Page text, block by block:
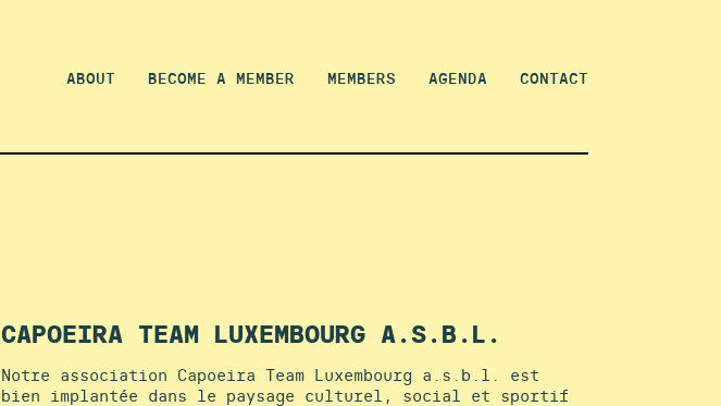
ABOUT BECOME A MEMBER MEMBERS AGENDA CONTACT
CAPOEIRA TEAM LUXEMBOURG A.S.B.L.
Notre association Capoeira Team Luxembourg a.s.b.l. est
bien implantée dans le paysage culturel, social et sportif